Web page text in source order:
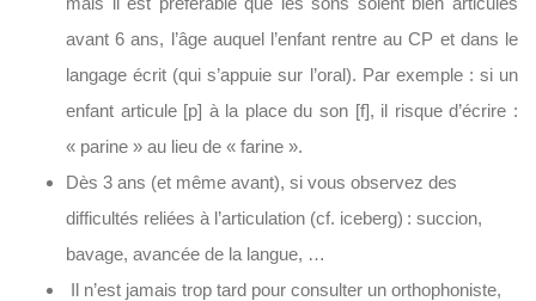
avant 6 ans, l’âge auquel l’enfant rentre au CP et dans le
langage écrit (qui s’appuie sur l’oral). Par exemple : si un
enfant articule [p] à la place du son [f], il risque d’écrire :
« parine » au lieu de « farine ».
Dès 3 ans (et même avant), si vous observez des
difficultés reliées à l’articulation (cf. iceberg) : succion,
bavage, avancée de la langue, …
Il n’est jamais trop tard pour consulter un orthophoniste,